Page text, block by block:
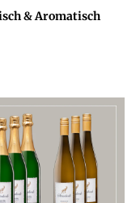
& Aromatisch